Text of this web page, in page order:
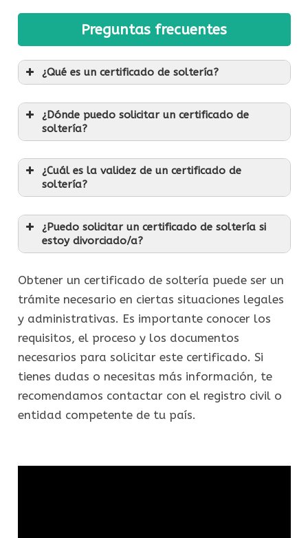
Preguntas frecuentes
¿Qué es un certificado de soltería?
¿Dónde puedo solicitar un certificado de
soltería?
¿Cuál es la validez de un certificado de
soltería?
¿Puedo solicitar un certificado de soltería si
estoy divorciado/a?
Obtener un certificado de soltería puede ser un
trámite necesario en ciertas situaciones legales
y administrativas. Es importante conocer los
requisitos, el proceso y los documentos
necesarios para solicitar este certificado. Si
tienes dudas o necesitas más información, te
recomendamos contactar con el registro civil o
entidad competente de tu país.